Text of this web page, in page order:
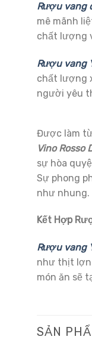
Rượu vang
mê mãnh
chất lượng
Rượu vang
chất lượng
người yêu
Được làm
Vino Rosso
sự hòa
Sự phong
như nhung.
Kết Hợp
Rượu vang
như thịt lợn
món ăn sẽ
SẢN